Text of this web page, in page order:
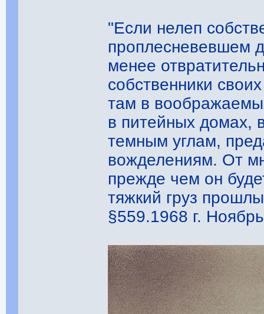
"Если нелеп
проплесневевшем
менее
собственники
там в
в питейных домах,
темным углам,
вожделениям. От
прежде чем он
тяжкий груз
§559.1968 г.